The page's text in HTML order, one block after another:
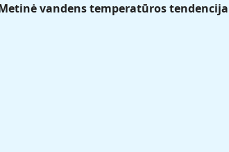
vandens temperatūros tendencija